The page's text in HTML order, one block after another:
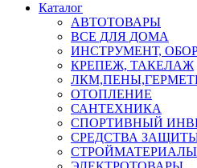
Каталог
АВТОТОВАРЫ
ВСЕ ДЛЯ ДОМА
ИНСТРУМЕНТ,
КРЕПЕЖ, ТАКЕЛАЖ
ОТОПЛЕНИЕ
САНТЕХНИКА
СПОРТИВНЫЙ
СРЕДСТВА
СТРОЙМАТЕРИАЛЫ